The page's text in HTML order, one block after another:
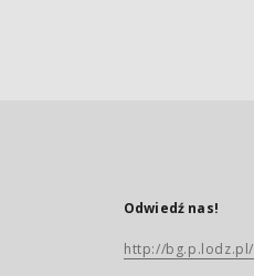
Odwiedź nas!
http://bg.p.lodz.pl/